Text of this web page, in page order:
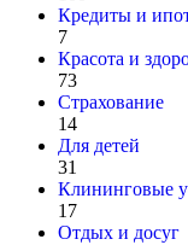
Кредиты и
7
Красота и
73
Страхование
14
Для детей
31
Клининговые
17
Отдых и досуг